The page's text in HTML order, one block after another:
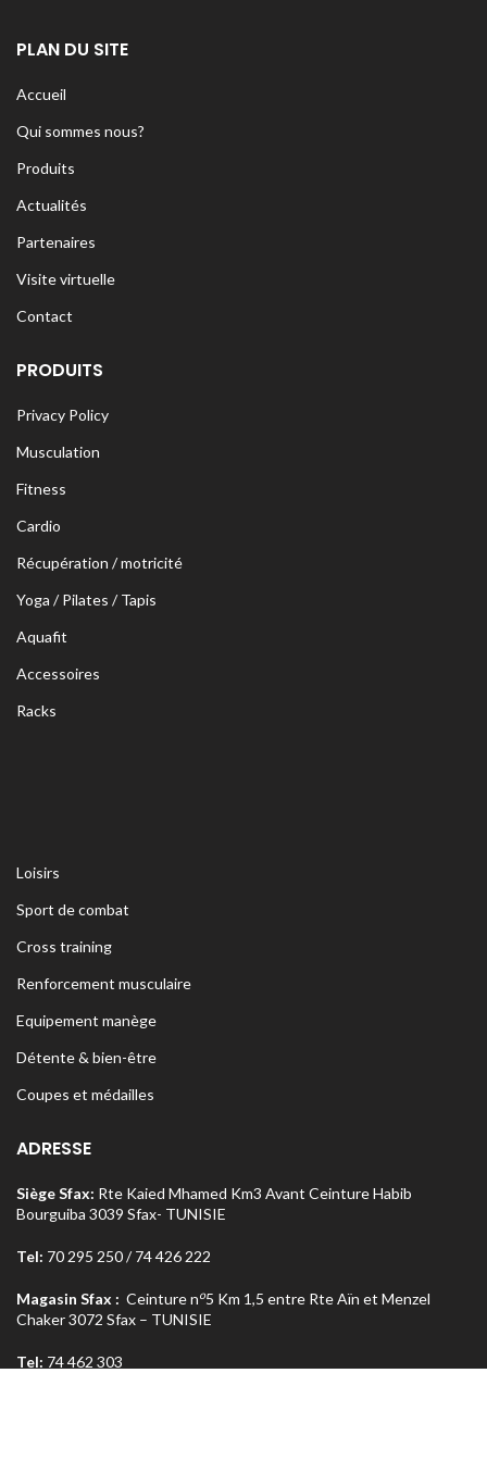
PLAN DU SITE
Accueil
Qui sommes nous?
Produits
Actualités
Partenaires
Visite virtuelle
Contact
PRODUITS
Privacy Policy
Musculation
Fitness
Cardio
Récupération / motricité
Yoga / Pilates / Tapis
Aquafit
Accessoires
Racks
Loisirs
Sport de combat
Cross training
Renforcement musculaire
Equipement manège
Détente & bien-être
Coupes et médailles
ADRESSE
Siège Sfax: Rte Kaied Mhamed Km3 Avant Ceinture Habib
Bourguiba 3039 Sfax- TUNISIE
Tel: 70 295 250 / 74 426 222
Magasin Sfax : Ceinture no5 Km 1,5 entre Rte Aïn et Menzel
Chaker 3072 Sfax – TUNISIE
Tel: 74 462 303